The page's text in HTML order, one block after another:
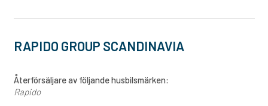
RAPIDO GROUP SCANDINAVIA
Återförsäljare av följande husbilsmärken:
Rapido